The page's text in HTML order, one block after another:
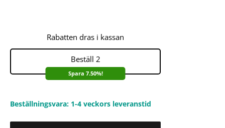
Rabatten dras i kassan
Beställ 2
Spara 7.50%!
Beställningsvara: 1-4 veckors leveranstid